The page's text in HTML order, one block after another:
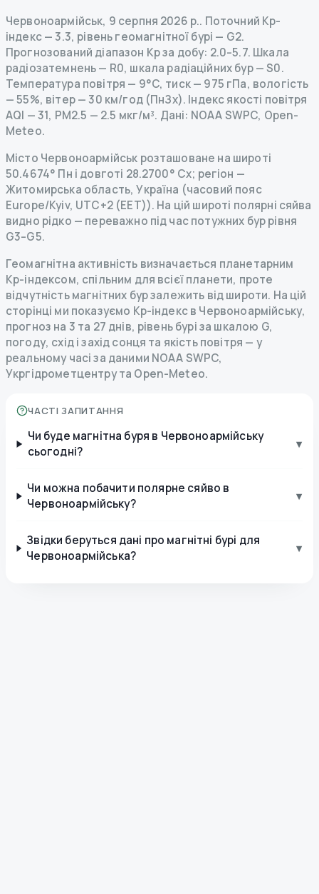
Червоноармійськ, 9 серпня 2026 р.. Поточний Kp-
індекс—3.3, рівень геомагнітної бурі — G2.
Прогнозований діапазон Kp за добу: 2.0–5.7. Шкала
радіозатемнень— R0, шкала радіаційних бур— S0.
Температура повітря — 9°C, тиск — 975 гПа, вологість
— 55%, вітер — 30 км/год (ПнЗх). Індекс якості повітря
AQI — 31, PM2.5 — 2.5 мкг/м³. Дані: NOAA SWPC, Open-
Meteo.
Місто Червоноармійськ розташоване на широті
50.4674° Пн і довготі 28.2700° Сх; регіон —
Житомирська область, Україна (часовий пояс
Europe/Kyiv, UTC+2 (EET)). На цій широті полярні сяйва
видно рідко — переважно під час потужних бур рівня
G3–G5.
Геомагнітна активність визначається планетарним
Kp-індексом, спільним для всієї планети, проте
відчутність магнітних бур залежить від широти. На цій
сторінці ми показуємо Kp-індекс в Червоноармійську,
прогноз на 3 та 27 днів, рівень бурі за шкалою G,
погоду, схід і захід сонця та якість повітря — у
реальному часі за даними NOAA SWPC,
Укргідрометцентру та Open-Meteo.
ЧАСТІ ЗАПИТАННЯ
Чи буде магнітна буря в Червоноармійську
сьогодні?
▾
Чи можна побачити полярне сяйво в
Червоноармійську?
▾
Звідки беруться дані про магнітні бурі для
Червоноармійська?
▾